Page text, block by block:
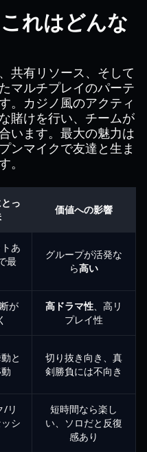
れはどんな
共有リソース、そして
マルチプレイのパーテ
。カジノ風のアクティ
賭けを行い、チームが
います。最大の魅力は
ンマイクで友達と生ま
。
っ
価値への影響
あ
最
グループが活発な
ら高い
が
高ドラマ性、高リ
プレイ性
と
切り抜き向き、真
剣勝負には不向き
/リ
シ
短時間なら楽し
い、ソロだと反復
感あり